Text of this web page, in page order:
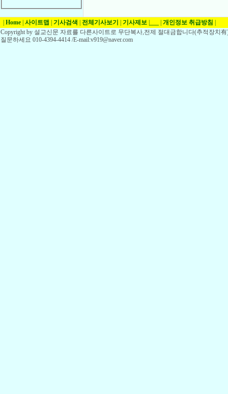
Home 사이트맵 기사검색 전체기사보기 기사제보 개인정보 취급방침
Copyright by 설교신문 자료를 다른사이트로 무단복사,전제 절대금합니다(추적장치
질문하세요 010-4394-4414 /E-mail:v919@naver.com